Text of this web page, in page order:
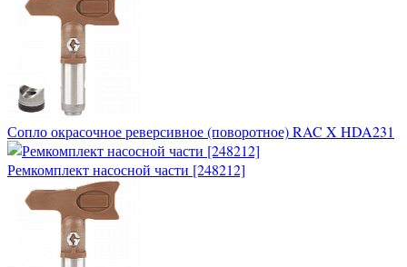
Сопло окрасочное реверсивное (поворотное) RAC X HDA231
Ремкомплект насосной части [248212]